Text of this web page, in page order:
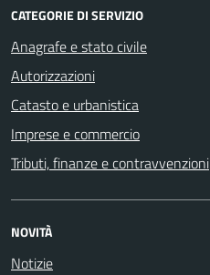
CATEGORIE DI SERVIZIO
Anagrafe e stato civile
Autorizzazioni
Catasto e urbanistica
Imprese e commercio
Tributi, finanze e contravvenzioni
NOVITÀ
Notizie